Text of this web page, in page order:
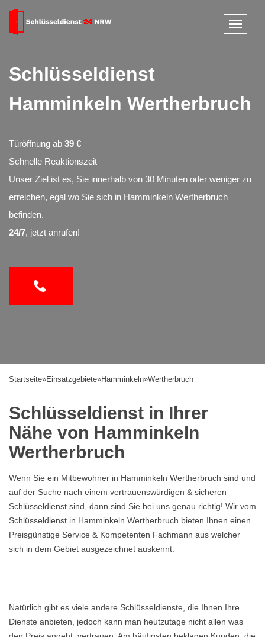
Schlüsseldienst
Hamminkeln Wertherbruch
Türöffnung ab 39 €
Schnelle Reaktionszeit
Unser Ziel ist es, Sie innerhalb von 30 Minuten oder weniger zu
erreichen, egal wo Sie sich in Hamminkeln Wertherbruch
befinden.
24/7, jetzt anrufen!
Startseite»Einsatzgebiete»Hamminkeln»Wertherbruch
Schlüsseldienst in Ihrer
Nähe von Hamminkeln
Wertherbruch
Wenn Sie ein Mitbewohner in Hamminkeln Wertherbruch sind und
auf der Suche nach einem vertrauenswürdigen & sicheren
Schlüsseldienst sind, dann sind Sie bei uns genau richtig! Wir vom
Schlüsseldienst in Hamminkeln Wertherbruch bieten Ihnen einen
Preisgünstige Service & Kompetenten Fachmann aus welcher
sich in dem Gebiet ausgezeichnet auskennt.
Natürlich gibt es viele andere Schlüsseldienste, die Ihnen Ihre
Dienste anbieten, jedoch kann man heutzutage nicht allen was